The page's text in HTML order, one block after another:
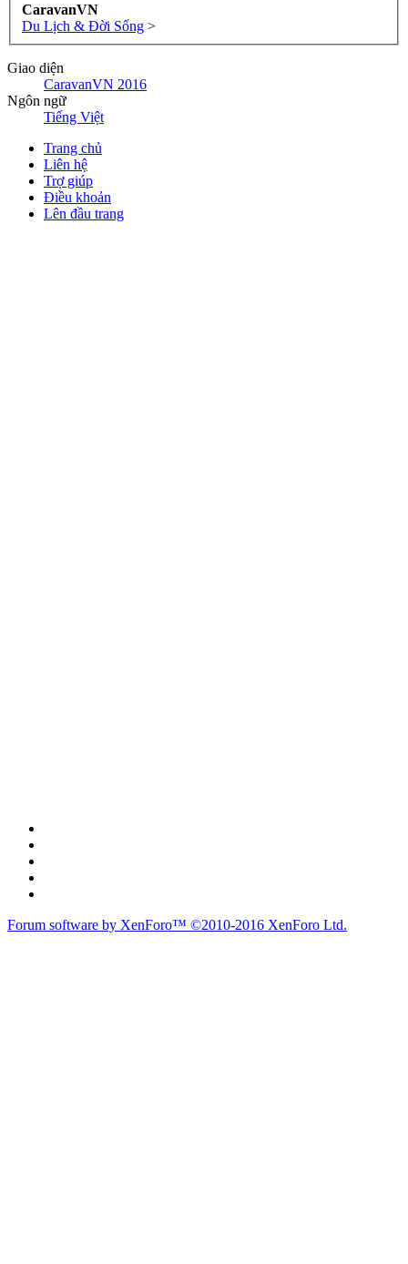
CaravanVN
Du Lịch & Đời Sống >
Giao diện
CaravanVN 2016
Ngôn ngữ
Tiếng Việt
Trang chủ
Liên hệ
Trợ giúp
Điều khoản
Lên đầu trang
Forum software by XenForo™ ©2010-2016 XenForo Ltd.